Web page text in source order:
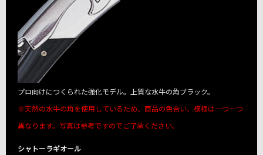
プロ向けにつくられた強化モデル。上質な水牛の角ブラック。
※天然の水牛の角を使用しているため、商品の色合い、模様は一つ一つ
異なります。写真は参考ですのでご了承ください。
シャトーラギオール